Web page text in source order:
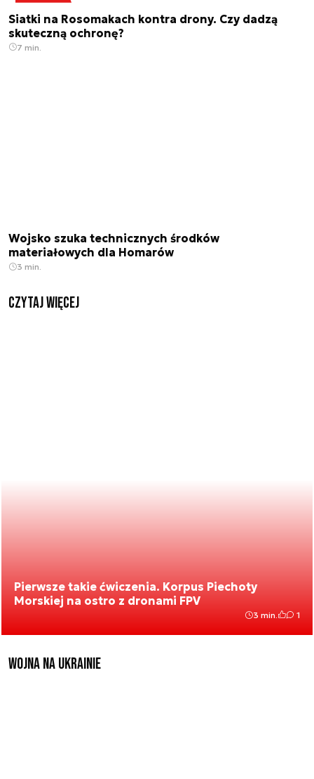
Siatki na Rosomakach kontra drony. Czy dadzą
skuteczną ochronę?
7 min.
Wojsko szuka technicznych środków
materiałowych dla Homarów
3 min.
czytaj więcej
Pierwsze takie ćwiczenia. Korpus Piechoty
Morskiej na ostro z dronami FPV
3 min. 1
Wojna na Ukrainie